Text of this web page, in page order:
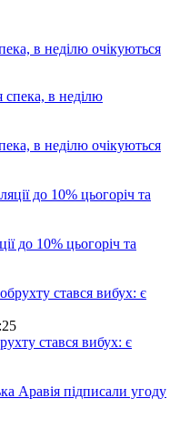
в неділю очікуються
в неділю очікуються
до 10% цьогоріч та
стався вибух: є